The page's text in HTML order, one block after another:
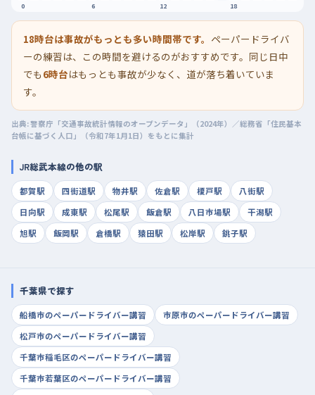
0 6 12 18
18時台は事故がもっとも多い時間帯です。 ペーパードライバ
ーの練習は、この時間を避けるのがおすすめです。同じ日中
でも 6時台はもっとも事故が少なく、道が落ち着いていま
す。
出典: 警察庁「交通事故統計情報のオープンデータ」（2024年）／総務省「住民基本
台帳に基づく人口」（令和7年1月1日）をもとに集計
JR総武本線の他の駅
都賀駅 四街道駅 物井駅 佐倉駅 榎戸駅
八街駅
日向駅
成東駅 松尾駅 飯倉駅 八日市場駅
干潟駅
旭駅
飯岡駅 倉橋駅 猿田駅 松岸駅 銚子駅
千葉県で探す
船橋市のペーパードライバー講習
市原市のペーパードライバー講習
松戸市のペーパードライバー講習
千葉市稲毛区のペーパードライバー講習
千葉市若葉区のペーパードライバー講習